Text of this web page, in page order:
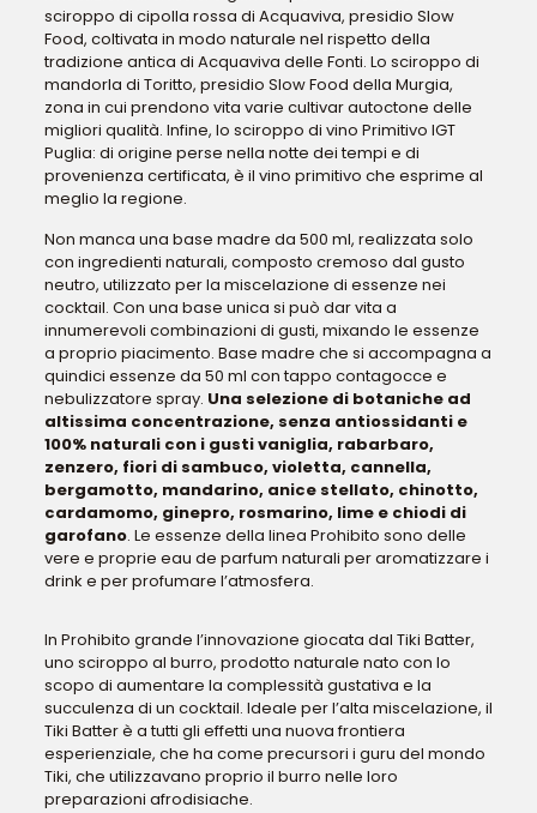
sciroppo di cipolla rossa di Acquaviva, presidio Slow
Food, coltivata in modo naturale nel rispetto della
tradizione antica di Acquaviva delle Fonti. Lo sciroppo di
mandorla di Toritto, presidio Slow Food della Murgia,
zona in cui prendono vita varie cultivar autoctone delle
migliori qualità. Infine, lo sciroppo di vino Primitivo IGT
Puglia: di origine perse nella notte dei tempi e di
provenienza certificata, è il vino primitivo che esprime al
meglio la regione.
Non manca una base madre da 500 ml, realizzata solo
con ingredienti naturali, composto cremoso dal gusto
neutro, utilizzato per la miscelazione di essenze nei
cocktail. Con una base unica si può dar vita a
innumerevoli combinazioni di gusti, mixando le essenze
a proprio piacimento. Base madre che si accompagna a
quindici essenze da 50 ml con tappo contagocce e
nebulizzatore spray. Una selezione di botaniche ad
altissima concentrazione, senza antiossidanti e
100% naturali con i gusti vaniglia, rabarbaro,
zenzero, fiori di sambuco, violetta, cannella,
bergamotto, mandarino, anice stellato, chinotto,
cardamomo, ginepro, rosmarino, lime e chiodi di
garofano. Le essenze della linea Prohibito sono delle
vere e proprie eau de parfum naturali per aromatizzare i
drink e per profumare l’atmosfera.
In Prohibito grande l’innovazione giocata dal Tiki Batter,
uno sciroppo al burro, prodotto naturale nato con lo
scopo di aumentare la complessità gustativa e la
succulenza di un cocktail. Ideale per l’alta miscelazione, il
Tiki Batter è a tutti gli effetti una nuova frontiera
esperienziale, che ha come precursori i guru del mondo
Tiki, che utilizzavano proprio il burro nelle loro
preparazioni afrodisiache.